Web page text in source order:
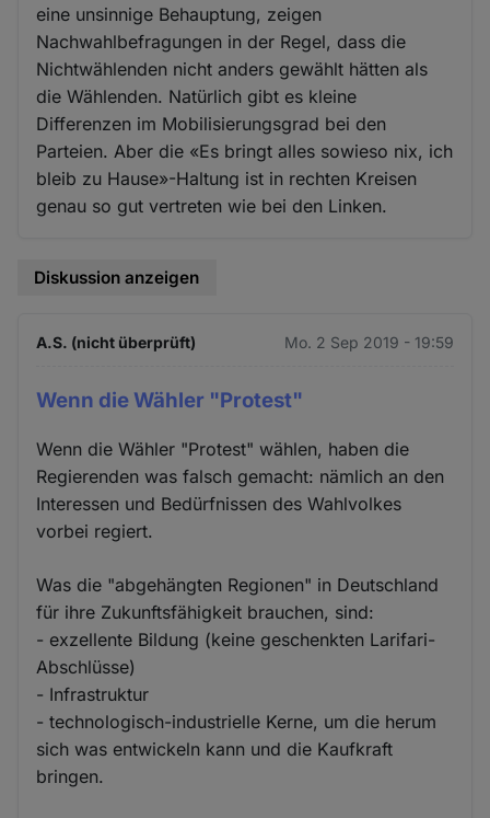
eine unsinnige Behauptung, zeigen
Nachwahlbefragungen in der Regel, dass die
Nichtwählenden nicht anders gewählt hätten als
die Wählenden. Natürlich gibt es kleine
Differenzen im Mobilisierungsgrad bei den
Parteien. Aber die «Es bringt alles sowieso nix, ich
bleib zu Hause»-Haltung ist in rechten Kreisen
genau so gut vertreten wie bei den Linken.
Diskussion anzeigen
A.S. (nicht überprüft) Mo. 2 Sep 2019 - 19:59
Wenn die Wähler "Protest"
Wenn die Wähler "Protest" wählen, haben die
Regierenden was falsch gemacht: nämlich an den
Interessen und Bedürfnissen des Wahlvolkes
vorbei regiert.
Was die "abgehängten Regionen" in Deutschland
für ihre Zukunftsfähigkeit brauchen, sind:
- exzellente Bildung (keine geschenkten Larifari-
Abschlüsse)
- Infrastruktur
- technologisch-industrielle Kerne, um die herum
sich was entwickeln kann und die Kaufkraft
bringen.